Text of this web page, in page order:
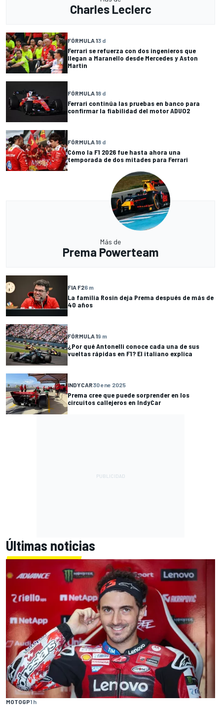
Charles Leclerc
FÓRMULA 13 d
Ferrari se refuerza con dos ingenieros que
llegan a Maranello desde Mercedes y Aston
Martin
FÓRMULA 18 d
Ferrari continúa las pruebas en banco para
confirmar la fiabilidad del motor ADUO2
FÓRMULA 18 d
Cómo la F1 2026 fue hasta ahora una
temporada de dos mitades para Ferrari
Más de
Prema Powerteam
FIA F26 m
La familia Rosin deja Prema después de más de
40 años
FÓRMULA 19 m
¿Por qué Antonelli conoce cada una de sus
vueltas rápidas en F1? El italiano explica
INDYCAR30 ene 2025
Prema cree que puede sorprender en los
circuitos callejeros en IndyCar
Últimas noticias
MOTOGP1 h